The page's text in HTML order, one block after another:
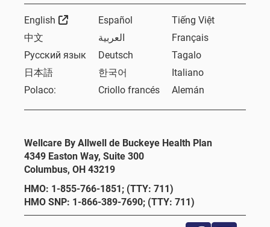
English External Link
Español
Tiếng Việt
中文
العربية
Français
Русский язык
Deutsch
Tagalo
日本語
한국어
Italiano
Polaco:
Criollo francés Alemán
Wellcare By Allwell de Buckeye Health Plan
4349 Easton Way, Suite 300
Columbus, OH 43219
HMO: 1-855-766-1851; (TTY: 711)
HMO SNP: 1-866-389-7690; (TTY: 711)